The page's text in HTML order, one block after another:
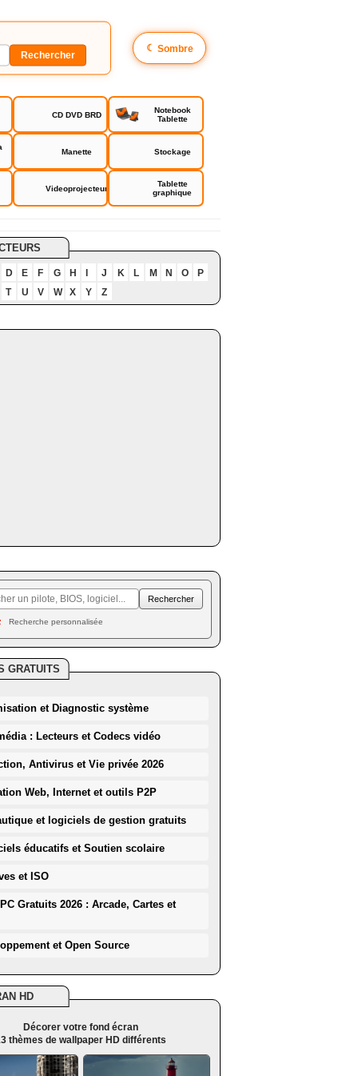
☾ Sombre
CD DVD BRD
Notebook
Tablette
Manette Stockage
Videoprojecteur
Tablette
graphique
D E F G H J K L M N O
P
T
U V W X Y Z
Recherche personnalisée
GRATUITS
et Diagnostic système
: Lecteurs et Codecs vidéo
Antivirus et Vie privée 2026
Web, Internet et outils P2P
et logiciels de gestion gratuits
éducatifs et Soutien scolaire
et ISO
Gratuits 2026 : Arcade, Cartes et
et Open Source
HD
Décorer votre fond écran
thèmes de wallpaper HD différents